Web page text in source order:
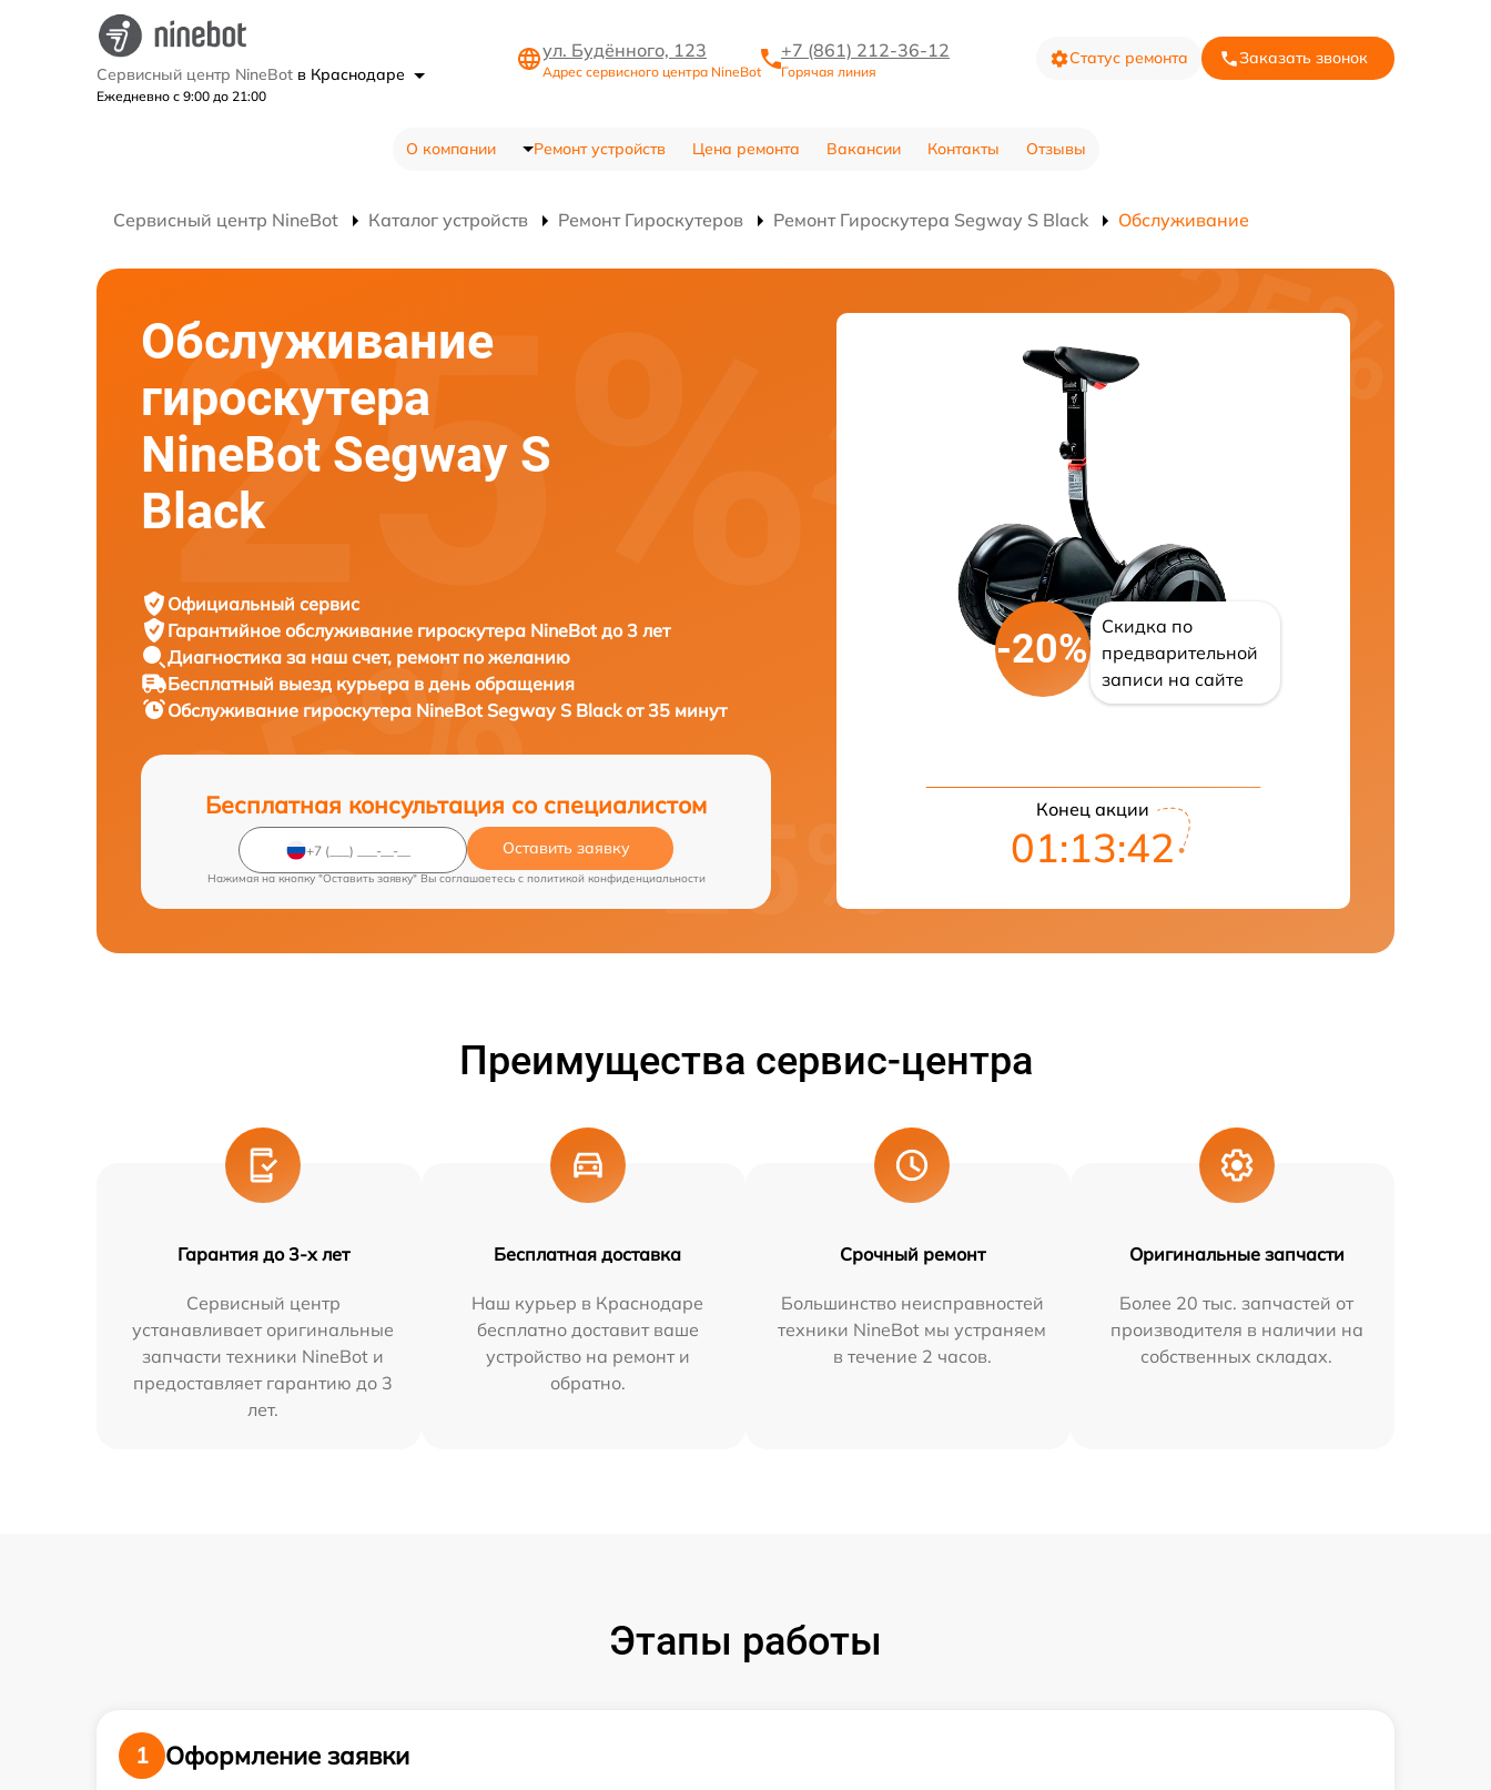
Сервисный центр NineBot в Краснодаре
Ежедневно с 9:00 до 21:00
ул. Будённого, 123
Адрес сервисного центра NineBot
+7 (861) 212-36-12
Горячая линия
Статус ремонта Заказать звонок
О компании Ремонт устройств Цена ремонта Вакансии Контакты Отзывы
Сервисный центр NineBot Каталог устройств Ремонт Гироскутеров Ремонт Гироскутера Segway S Black Обслуживание
Обслуживание
гироскутера
NineBot Segway S
Black
Официальный сервис
Гарантийное обслуживание гироскутера NineBot до 3 лет
Диагностика за наш счет, ремонт по желанию
Бесплатный выезд курьера в день обращения
Обслуживание гироскутера NineBot Segway S Black от 35 минут
Бесплатная консультация со специалистом
Оставить заявку
Нажимая на кнопку "Оставить заявку" Вы соглашаетесь c политикой конфиденциальности
-20%
Скидка по
предварительной
записи на сайте
Конец акции
01:13:41
Преимущества сервис-центра
Гарантия до 3-х лет
Сервисный центр
устанавливает оригинальные
запчасти техники NineBot и
предоставляет гарантию до 3
лет.
Бесплатная доставка
Наш курьер в Краснодаре
бесплатно доставит ваше
устройство на ремонт и
обратно.
Срочный ремонт
Большинство неисправностей
техники NineBot мы устраняем
в течение 2 часов.
Оригинальные запчасти
Более 20 тыс. запчастей от
производителя в наличии на
собственных складах.
Этапы работы
1
Оформление заявки